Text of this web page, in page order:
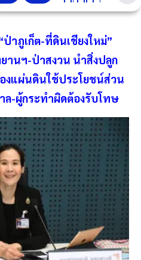
าภูเก็ต-ที่ดินเชียงใหม่”
านฯ-ป่าสงวน นำสิ่งปลูก
งแผ่นดินใช้ประโยชน์ส่วน
ล-ผู้กระทำผิดต้องรับโทษ